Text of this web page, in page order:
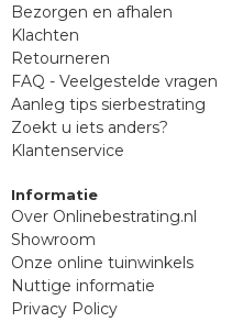
Bezorgen en afhalen
Klachten
Retourneren
FAQ - Veelgestelde vragen
Aanleg tips sierbestrating
Zoekt u iets anders?
Klantenservice
Informatie
Over Onlinebestrating.nl
Showroom
Onze online tuinwinkels
Nuttige informatie
Privacy Policy